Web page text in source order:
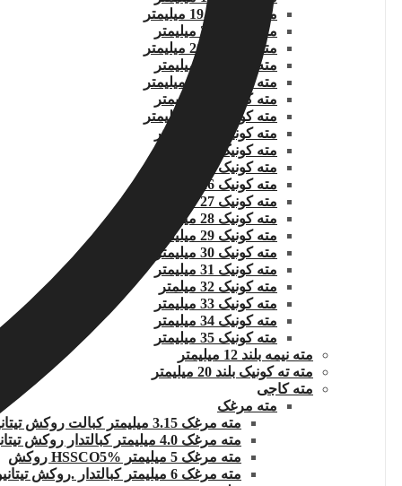
مته کونیک 19.5 میلیمتر
مته کونیک 20 میلیمتر
مته کونیک 20.5 میلیمتر
مته کونیک 21 میلیمتر
مته کونیک 21.5 میلیمتر
مته کونیک 22 میلیمتر
مته کونیک 22.5 میلیمتر
مته کونیک 23 میلیمتر
مته کونیک 24 میلیمتر
مته کونیک 25 میلیمتر
مته کونیک 26 میلیمتر
مته کونیک 27 میلیمتر
مته کونیک 28 میلیمتر
مته کونیک 29 میلیمتر
مته کونیک 30 میلیمتر
مته کونیک 31 میلیمتر
مته کونیک 32 میلمتر
مته کونیک 33 میلیمتر
مته کونیک 34 میلیمتر
مته کونیک 35 میلیمتر
مته نیمه بلند 12 میلیمتر
مته ته کونیک بلند 20 میلیمتر
مته کاجی
مته مرغک
مته مرغک 3.15 میلیمتر کبالت روکش تیتانیوم
مته مرغک 4.0 میلیمتر کبالتدار روکش تیتانیوم
مته مرغک 5 میلیمتر HSSCO5% روکش
مته مرغک 6 میلیمتر کبالتدار .روکش تیتانیوم